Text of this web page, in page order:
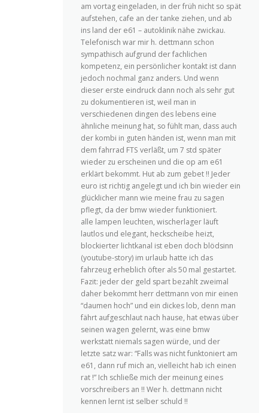
am vortag eingeladen, in der früh nicht so spät
aufstehen, cafe an der tanke ziehen, und ab
ins land der e61 – autoklinik nähe zwickau.
Telefonisch war mir h. dettmann schon
sympathisch aufgrund der fachlichen
kompetenz, ein persönlicher kontakt ist dann
jedoch nochmal ganz anders. Und wenn
dieser erste eindruck dann noch als sehr gut
zu dokumentieren ist, weil man in
verschiedenen dingen des lebens eine
ähnliche meinung hat, so fühlt man, dass auch
der kombi in guten händen ist, wenn man mit
dem fahrrad FTS verläßt, um 7 std später
wieder zu erscheinen und die op am e61
erklärt bekommt. Hut ab zum gebet !! Jeder
euro ist richtig angelegt und ich bin wieder ein
glücklicher mann wie meine frau zu sagen
pflegt, da der bmw wieder funktioniert.
alle lampen leuchten, wischerlager läuft
lautlos und elegant, heckscheibe heizt,
blockierter lichtkanal ist eben doch blödsinn
(youtube-story) im urlaub hatte ich das
fahrzeug erheblich öfter als 50 mal gestartet.
Fazit: jeder der geld spart bezahlt zweimal
daher bekommt herr dettmann von mir einen
“daumen hoch” und ein dickes lob, denn man
fährt aufgeschlaut nach hause, hat etwas über
seinen wagen gelernt, was eine bmw
werkstatt niemals sagen würde, und der
letzte satz war: “Falls was nicht funktoniert am
e61, dann ruf mich an, vielleicht hab ich einen
rat !” Ich schließe mich der meinung eines
vorschreibers an !! Wer h. dettmann nicht
kennen lernt ist selber schuld !!